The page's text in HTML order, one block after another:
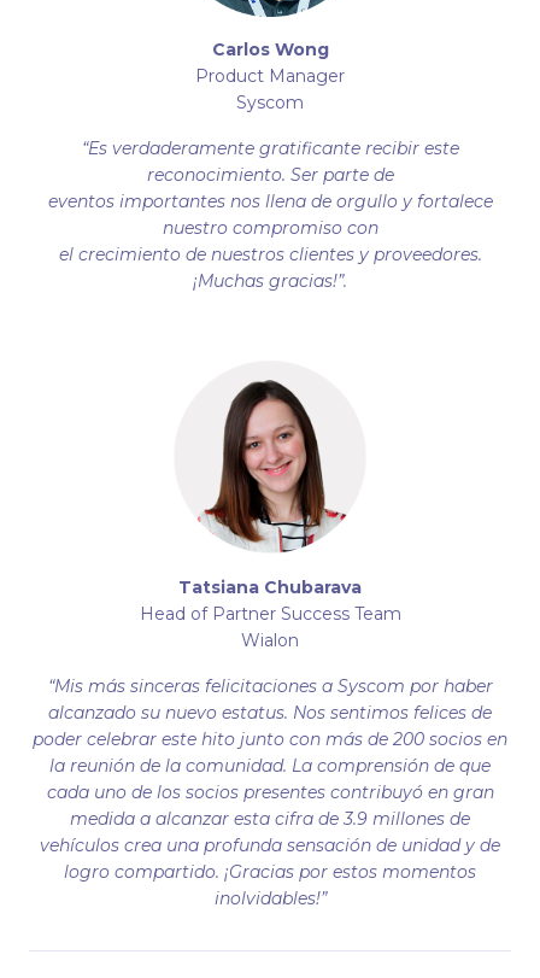
Carlos Wong
Product Manager
Syscom
“Es verdaderamente gratificante recibir este
reconocimiento. Ser parte de
eventos importantes nos llena de orgullo y fortalece
nuestro compromiso con
el crecimiento de nuestros clientes y proveedores.
¡Muchas gracias!”.
Tatsiana Chubarava
Head of Partner Success Team
Wialon
“Mis más sinceras felicitaciones a Syscom por haber
alcanzado su nuevo estatus. Nos sentimos felices de
poder celebrar este hito junto con más de 200 socios en
la reunión de la comunidad. La comprensión de que
cada uno de los socios presentes contribuyó en gran
medida a alcanzar esta cifra de 3.9 millones de
vehículos crea una profunda sensación de unidad y de
logro compartido. ¡Gracias por estos momentos
inolvidables!”